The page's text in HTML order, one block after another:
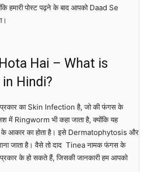
हमारी पोस्ट पढ़ने के बाद आपको Daad Se
Hai – What is
Hindi?
का Skin Infection है, जो की फंगस के
में Ringworm भी कहा जाता है, क्योंकि यह
के आकार का होता है। इसे Dermatophytosis और
जाता है। वैसे तो दाद Tinea नामक फंगस के
के हो सकते हैं, जिसकी जानकारी हम आपको